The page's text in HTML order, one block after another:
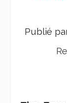
Publié